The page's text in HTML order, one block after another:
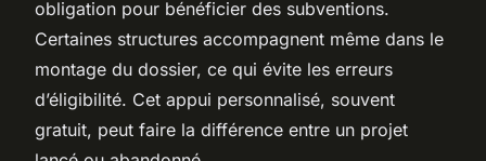
obligation pour bénéficier des subventions.
Certaines structures accompagnent même dans le
montage du dossier, ce qui évite les erreurs
d’éligibilité. Cet appui personnalisé, souvent
gratuit, peut faire la différence entre un projet